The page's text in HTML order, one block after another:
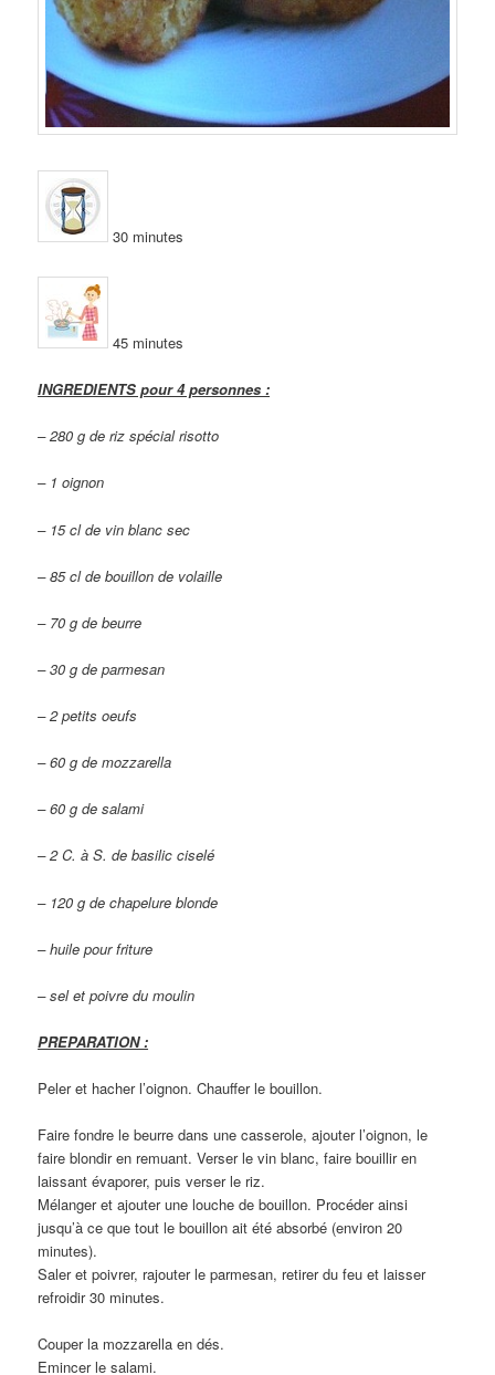
30 minutes
45 minutes
INGREDIENTS pour 4 personnes :
– 280 g de riz spécial risotto
– 1 oignon
– 15 cl de vin blanc sec
– 85 cl de bouillon de volaille
– 70 g de beurre
– 30 g de parmesan
– 2 petits oeufs
– 60 g de mozzarella
– 60 g de salami
– 2 C. à S. de basilic ciselé
– 120 g de chapelure blonde
– huile pour friture
– sel et poivre du moulin
PREPARATION :
Peler et hacher l’oignon. Chauffer le bouillon.
Faire fondre le beurre dans une casserole, ajouter l’oignon, le
faire blondir en remuant. Verser le vin blanc, faire bouillir en
laissant évaporer, puis verser le riz.
Mélanger et ajouter une louche de bouillon. Procéder ainsi
jusqu’à ce que tout le bouillon ait été absorbé (environ 20
minutes).
Saler et poivrer, rajouter le parmesan, retirer du feu et laisser
refroidir 30 minutes.
Couper la mozzarella en dés.
Emincer le salami.